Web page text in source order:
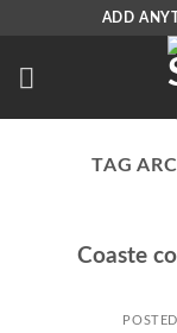
content
ADD
TAG
Coaste